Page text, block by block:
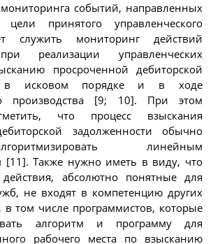
событий, направленных
принятого управленческого
служить мониторинг действий
реализации управленческих
просроченной дебиторской
в исковом порядке и в ходе
производства [9; 10]. При этом
что процесс взыскания
задолженности обычно
линейным
[11]. Также нужно иметь в виду, что
действия, абсолютно понятные для
не входят в компетенцию других
в том числе программистов, которые
алгоритм и программу для
рабочего места по взысканию